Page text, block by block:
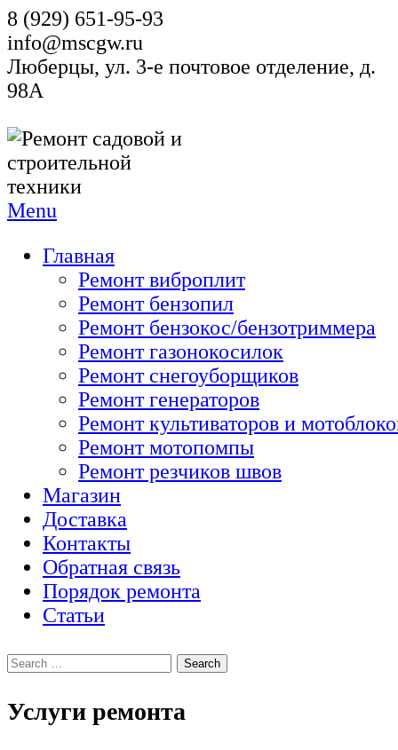
8 (929) 651-95-93
info@mscgw.ru
Люберцы, ул. 3-е почтовое отделение, д.
98А
Menu
Главная
Ремонт виброплит
Ремонт бензопил
Ремонт бензокос/бензотриммера
Ремонт газонокосилок
Ремонт снегоуборщиков
Ремонт генераторов
Ремонт культиваторов и
Ремонт мотопомпы
Ремонт резчиков швов
Магазин
Доставка
Контакты
Обратная связь
Порядок ремонта
Статьи
Услуги ремонта